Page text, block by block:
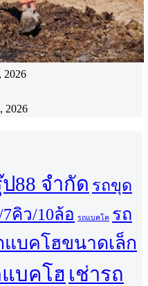
2026
88 จำกัด รถขุด
คิว/10ล้อ รถแบคโค รถ
แบคโฮขนาดเล็ก
แบคโฮ เช่ารถ